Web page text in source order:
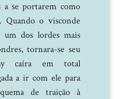
a se portarem como
Quando o visconde
um dos lordes mais
tornara-se seu
caíra em total
a ir com ele para
de traição à